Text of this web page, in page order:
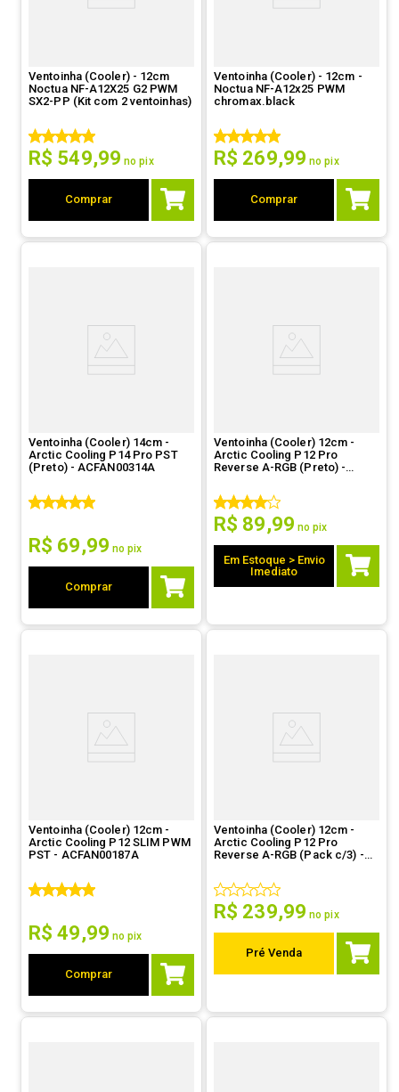
Ventoinha (Cooler) - 12cm
Noctua NF-A12X25 G2 PWM
SX2-PP (Kit com 2 ventoinhas)
R$ 549,99 no pix
Comprar
Ventoinha (Cooler) - 12cm -
Noctua NF-A12x25 PWM
chromax.black
R$ 269,99 no pix
Comprar
Ventoinha (Cooler) 14cm -
Arctic Cooling P14 Pro PST
(Preto) - ACFAN00314A
R$ 69,99 no pix
Comprar
Ventoinha (Cooler) 12cm -
Arctic Cooling P12 Pro
Reverse A-RGB (Preto) -
R$ 89,99 no pix
Em Estoque > Envio
Imediato
Ventoinha (Cooler) 12cm -
Arctic Cooling P12 SLIM PWM
PST - ACFAN00187A
R$ 49,99 no pix
Comprar
Ventoinha (Cooler) 12cm -
Arctic Cooling P12 Pro
Reverse A-RGB (Pack c/3) -
R$ 239,99 no pix
Pré Venda